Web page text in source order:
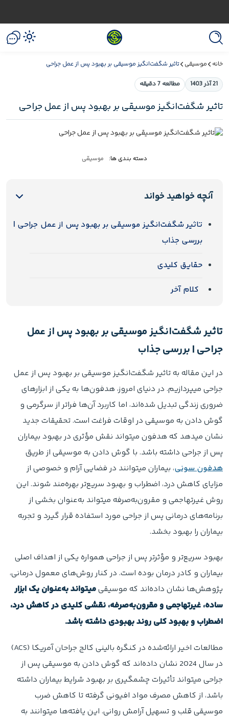
خانه موسیقی تاثیر شگفت‌انگیز موسیقی بر بهبود پس از عمل جراحی
21 آذر 1403 مطالعه 7 دقیقه
تاثیر شگفت‌انگیز موسیقی بر بهبود پس از عمل جراحی
دسته بندی ها: موسیقی
آنچه خواهید خواند
تاثیر شگفت‌انگیز موسیقی بر بهبود پس از عمل جراحی |
بررسی جذاب
حقایق کلیدی
کلام آخر
تاثیر شگفت‌انگیز موسیقی بر بهبود پس از عمل
جراحی | بررسی جذاب
در این مقاله به تاثیر شگفت‌انگیز موسیقی بر بهبود پس از عمل
جراحی میپردازیم. در دنیای امروز، هدفون‌ها به یکی از ابزارهای
ضروری زندگی تبدیل شده‌اند، اما کاربرد آن‌ها فراتر از سرگرمی و
گوش دادن به موسیقی در اوقات فراغت است. تحقیقات جدید
نشان میدهد که هدفون میتواند نقش مؤثری در بهبود بیماران
پس از جراحی داشته باشد. با گوش دادن به موسیقی از طریق
هدفون سونی، بیماران میتوانند در فضایی آرام و خصوصی از
مزایای کاهش درد، اضطراب و بهبود سریع‌تر بهره‌مند شوند. این
روش غیرتهاجمی و مقرون‌به‌صرفه میتواند به‌عنوان بخشی از
برنامه‌های درمانی پس از جراحی مورد استفاده قرار گیرد و تجربه
بیماران را بهبود بخشد.
بهبود سریع‌تر و مؤثرتر پس از جراحی همواره یکی از اهداف اصلی
بیماران و کادر درمان بوده است. در کنار روش‌های معمول درمانی،
پژوهش‌ها نشان داده‌اند که موسیقیمیتواند به‌عنوان یک ابزار
ساده، غیرتهاجمی و مقرون‌به‌صرفه، نقشی کلیدی در کاهش درد،
اضطراب و بهبود کلی روند بهبودی داشته باشد.
مطالعات اخیر ارائه‌شده در کنگره بالینی کالج جراحان آمریکا (ACS)
در سال 2024 نشان داده‌اند که گوش دادن به موسیقی پس از
جراحی میتواند تأثیرات چشمگیری بر بهبود شرایط بیماران داشته
باشد، از کاهش مصرف مواد افیونی گرفته تا کاهش ضرب
موسیقی قلب و تسهیل آرامش روانی. این یافته‌ها میتوانند به